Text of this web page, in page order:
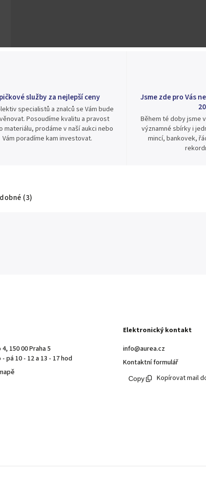
služby za nejlepší ceny
specialistů a znalců se Vám bude
Posoudíme kvalitu a pravost
materiálu, prodáme v naší aukci nebo
Vám poradíme kam investovat.
Jsme zde pro Vás
Během té doby jsme
významné sbírky i
mincí, bankovek,
(3)
150 00 Praha 5
pá 10 - 12 a 13 - 17 hod
Elektronický kontakt
info@aurea.cz
Kontaktní formulář
Kopírovat mail